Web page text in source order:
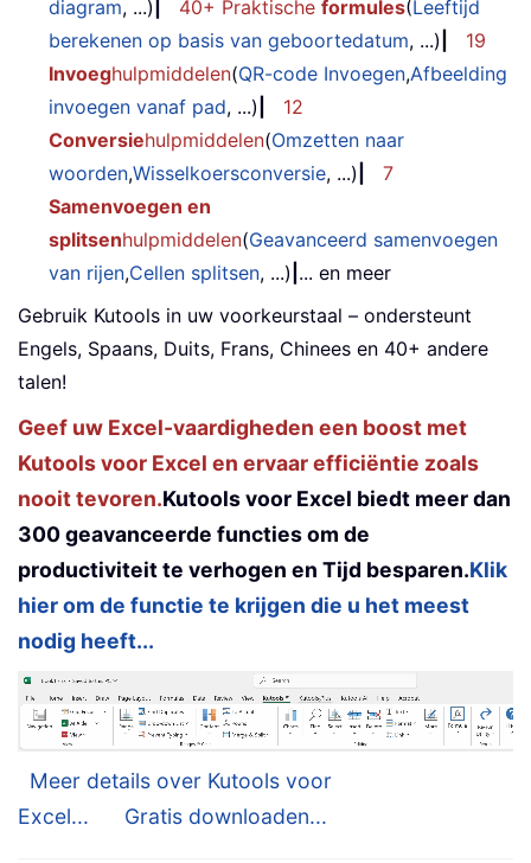
diagram, ...) 40+ Praktische formules(Leeftijd
berekenen op basis van geboortedatum, ...)
19
Invoeghulpmiddelen(QR-code Invoegen,Afbeelding
invoegen vanaf pad, ...)
12
Conversiehulpmiddelen(Omzetten naar
woorden,Wisselkoersconversie, ...)
7
Samenvoegen en
splitsenhulpmiddelen(Geavanceerd samenvoegen
van rijen,Cellen splitsen, ...) ... en meer
Gebruik Kutools in uw voorkeurstaal – ondersteunt
Engels, Spaans, Duits, Frans, Chinees en 40+ andere
talen!
Geef uw Excel-vaardigheden een boost met
Kutools voor Excel en ervaar efficiëntie zoals
nooit tevoren.Kutools voor Excel biedt meer dan
300 geavanceerde functies om de
productiviteit te verhogen en Tijd besparen.Klik
hier om de functie te krijgen die u het meest
nodig heeft...
Meer details over Kutools voor
Excel...
Gratis downloaden...